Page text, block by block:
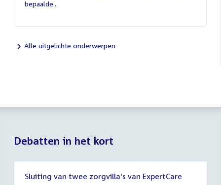
bepaalde...
Alle uitgelichte onderwerpen
Debatten in het kort
Sluiting van twee zorgvilla's van ExpertCare